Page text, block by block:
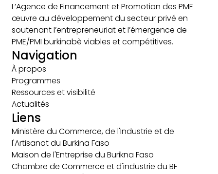
L’Agence de Financement et Promotion des PME
œuvre au développement du secteur privé en
soutenant l’entrepreneuriat et l’émergence de
PME/PMI burkinabè viables et compétitives.
Navigation
À propos
Programmes
Ressources et visibilité
Actualités
Liens
Ministère du Commerce, de l'Industrie et de
l'Artisanat du Burkina Faso
Maison de l'Entreprise du Burikna Faso
Chambre de Commerce et d'industrie du BF